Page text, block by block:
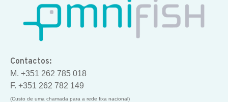
Contactos:
M. +351 262 785 018
F. +351 262 782 149
(Custo de uma chamada para a rede fixa nacional)